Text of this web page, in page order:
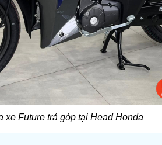
xe Future trả góp tại Head Honda